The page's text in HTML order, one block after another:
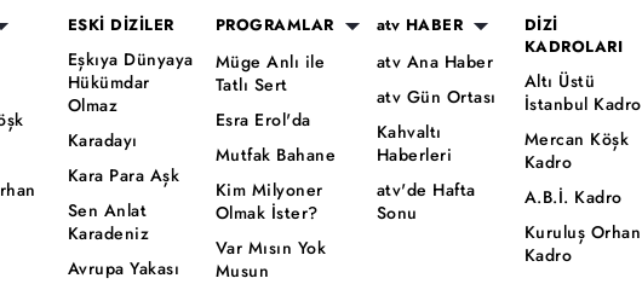
ESKİ DİZİLER
Eşkıya Dünyaya
Hükümdar
Olmaz
Karadayı
Kara Para Aşk
Sen Anlat
Karadeniz
Avrupa Yakası
PROGRAMLAR
Müge Anlı ile
Tatlı Sert
Esra Erol'da
Mutfak Bahane
Kim Milyoner
Olmak İster?
Var Mısın Yok
Musun
atv HABER
atv Ana Haber
atv Gün Ortası
Kahvaltı
Haberleri
atv'de Hafta
Sonu
DİZİ
KADROLARI
Altı Üstü
İstanbul Kadro
Mercan Köşk
Kadro
A.B.İ. Kadro
Kuruluş Orhan
Kadro